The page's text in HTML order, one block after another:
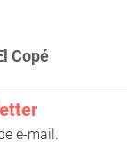
Copé
e-mail.